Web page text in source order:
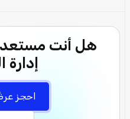
هل أنت مستعد
إدارة
احجز